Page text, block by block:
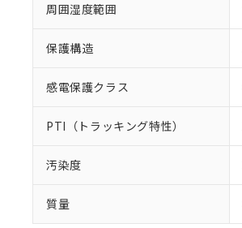
周囲湿度範囲
保護構造
感電保護クラス
PTI（トラッキング特性）
汚染度
質量